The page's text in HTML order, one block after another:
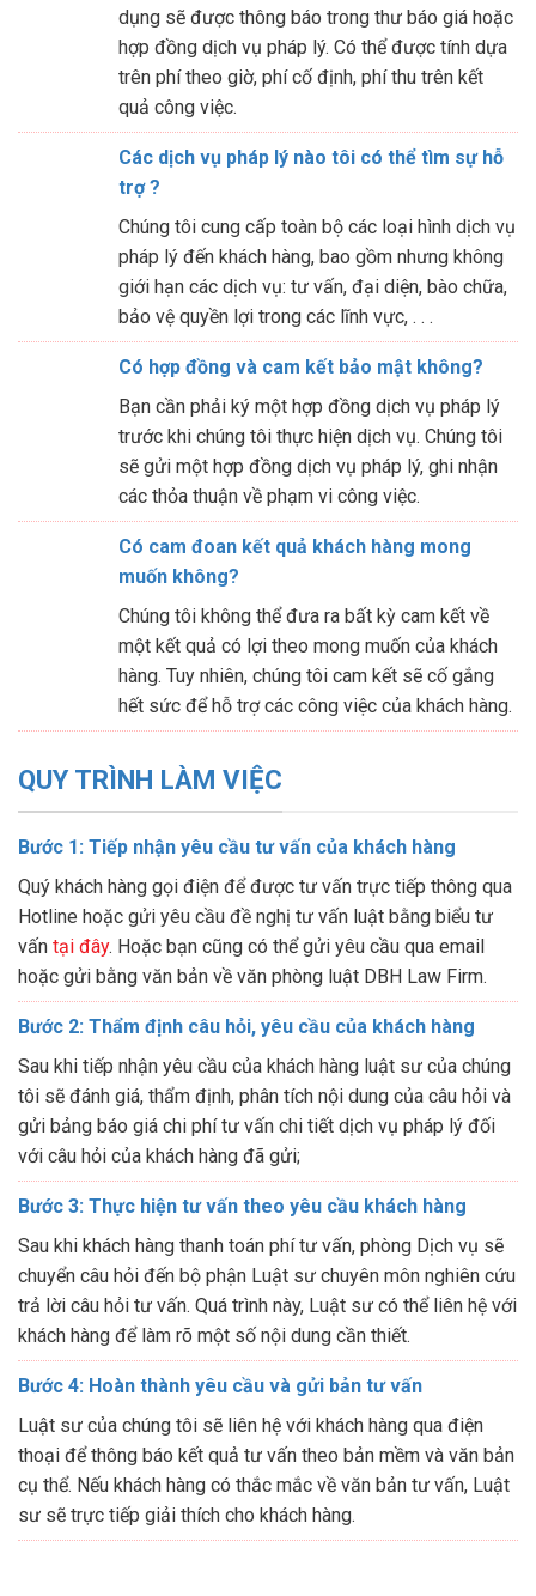
dụng sẽ được thông báo trong thư báo giá hoặc
hợp đồng dịch vụ pháp lý. Có thể được tính dựa
trên phí theo giờ, phí cố định, phí thu trên kết
quả công việc.
Các dịch vụ pháp lý nào tôi có thể tìm sự hỗ
trợ ?
Chúng tôi cung cấp toàn bộ các loại hình dịch vụ
pháp lý đến khách hàng, bao gồm nhưng không
giới hạn các dịch vụ: tư vấn, đại diện, bào chữa,
bảo vệ quyền lợi trong các lĩnh vực, . . .
Có hợp đồng và cam kết bảo mật không?
Bạn cần phải ký một hợp đồng dịch vụ pháp lý
trước khi chúng tôi thực hiện dịch vụ. Chúng tôi
sẽ gửi một hợp đồng dịch vụ pháp lý, ghi nhận
các thỏa thuận về phạm vi công việc.
Có cam đoan kết quả khách hàng mong
muốn không?
Chúng tôi không thể đưa ra bất kỳ cam kết về
một kết quả có lợi theo mong muốn của khách
hàng. Tuy nhiên, chúng tôi cam kết sẽ cố gắng
hết sức để hỗ trợ các công việc của khách hàng.
QUY TRÌNH LÀM VIỆC
Bước 1: Tiếp nhận yêu cầu tư vấn của khách hàng
Quý khách hàng gọi điện để được tư vấn trực tiếp thông qua
Hotline hoặc gửi yêu cầu đề nghị tư vấn luật bằng biểu tư
vấn tại đây. Hoặc bạn cũng có thể gửi yêu cầu qua email
hoặc gửi bằng văn bản về văn phòng luật DBH Law Firm.
Bước 2: Thẩm định câu hỏi, yêu cầu của khách hàng
Sau khi tiếp nhận yêu cầu của khách hàng luật sư của chúng
tôi sẽ đánh giá, thẩm định, phân tích nội dung của câu hỏi và
gửi bảng báo giá chi phí tư vấn chi tiết dịch vụ pháp lý đối
với câu hỏi của khách hàng đã gửi;
Bước 3: Thực hiện tư vấn theo yêu cầu khách hàng
Sau khi khách hàng thanh toán phí tư vấn, phòng Dịch vụ sẽ
chuyển câu hỏi đến bộ phận Luật sư chuyên môn nghiên cứu
trả lời câu hỏi tư vấn. Quá trình này, Luật sư có thể liên hệ với
khách hàng để làm rõ một số nội dung cần thiết.
Bước 4: Hoàn thành yêu cầu và gửi bản tư vấn
Luật sư của chúng tôi sẽ liên hệ với khách hàng qua điện
thoại để thông báo kết quả tư vấn theo bản mềm và văn bản
cụ thể. Nếu khách hàng có thắc mắc về văn bản tư vấn, Luật
sư sẽ trực tiếp giải thích cho khách hàng.